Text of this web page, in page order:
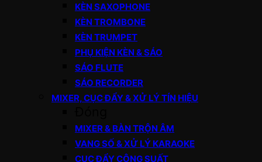
KÈN SAXOPHONE
KÈN TROMBONE
KÈN TRUMPET
PHỤ KIỆN KÈN & SÁO
SÁO FLUTE
SÁO RECORDER
MIXER, CỤC ĐẨY & XỬ LÝ TÍN HIỆU
MIXER & BÀN TRỘN ÂM
VANG SỐ & XỬ LÝ KARAOKE
CỤC ĐẨY CÔNG SUẤT